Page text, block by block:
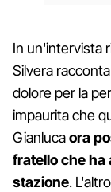
In un'intervista
Silvera
dolore per la
impaurita che
Gianlucaora
fratelloche ha
stazione.